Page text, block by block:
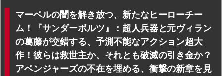
マーベルの闇を解き放つ、新たなヒーローチー
ム！『サンダーボルツ』：超人兵器と元ヴィラン
の葛藤が交錯する、予測不能なアクション超大
作！彼らは救世主か、それとも破滅の引き金か？
アベンジャーズの不在を埋める、衝撃の新章を見